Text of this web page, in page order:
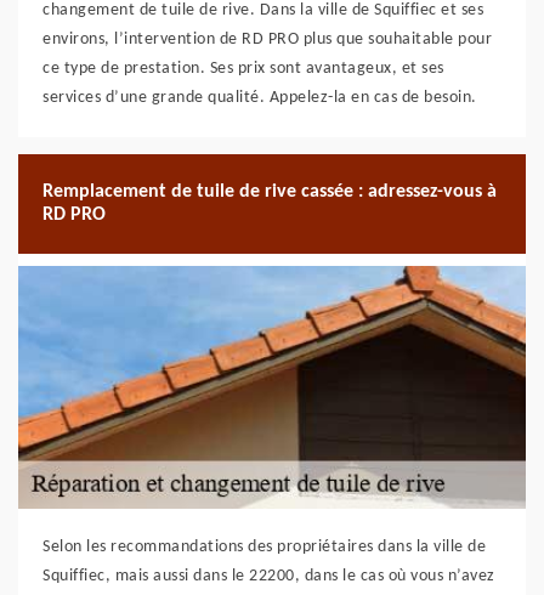
changement de tuile de rive. Dans la ville de Squiffiec et ses
environs, l’intervention de RD PRO plus que souhaitable pour
ce type de prestation. Ses prix sont avantageux, et ses
services d’une grande qualité. Appelez-la en cas de besoin.
Remplacement de tuile de rive cassée : adressez-vous à
RD PRO
Selon les recommandations des propriétaires dans la ville de
Squiffiec, mais aussi dans le 22200, dans le cas où vous n’avez